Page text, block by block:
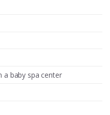
a baby spa center